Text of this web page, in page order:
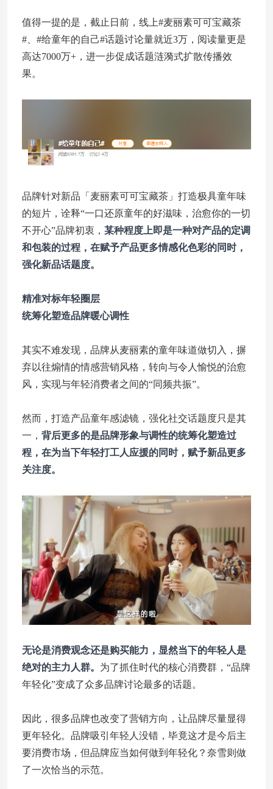
值得一提的是，截止日前，线上#麦丽素可可宝藏茶
#、#给童年的自己#话题讨论量就近3万，阅读量更是
高达7000万+，进一步促成话题涟漪式扩散传播效
果。
品牌针对新品「麦丽素可可宝藏茶」打造极具童年味
的短片，诠释“一口还原童年的好滋味，治愈你的一切
不开心”品牌初衷， 某种程度上即是一种对产品的定调
和包装的过程，在赋予产品更多情感化色彩的同时，
强化新品话题度。
精准对标年轻圈层
统筹化塑造品牌暖心调性
其实不难发现，品牌从麦丽素的童年味道做切入，摒
弃以往煽情的情感营销风格，转向与令人愉悦的治愈
风，实现与年轻消费者之间的“同频共振”。
然而，打造产品童年感滤镜，强化社交话题度只是其
一， 背后更多的是品牌形象与调性的统筹化塑造过
程，在为当下年轻打工人应援的同时，赋予新品更多
关注度。
无论是消费观念还是购买能力，显然当下的年轻人是
绝对的主力人群。 为了抓住时代的核心消费群，“品牌
年轻化”变成了众多品牌讨论最多的话题。
因此，很多品牌也改变了营销方向，让品牌尽量显得
更年轻化。品牌吸引年轻人没错，毕竟这才是今后主
要消费市场，但品牌应当如何做到年轻化？奈雪则做
了一次恰当的示范。